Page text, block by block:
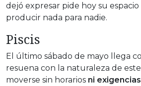
dejó expresar pide hoy su espacio
producir nada para nadie.
Piscis
El último sábado de mayo llega
resuena con la naturaleza de
moverse sin horarios ni